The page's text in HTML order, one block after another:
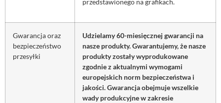
przedstawionego na grafikach.
Gwarancja oraz
bezpieczeństwo
przesyłki
Udzielamy 60-miesięcznej gwarancji na
nasze produkty. Gwarantujemy, że nasze
produkty zostały wyprodukowane
zgodnie z aktualnymi wymogami
europejskich norm bezpieczeństwa i
jakości. Gwarancja obejmuje wszelkie
wady produkcyjne w zakresie